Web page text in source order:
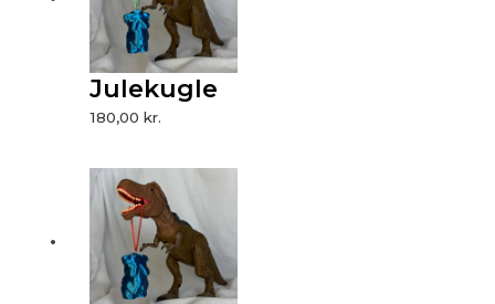
Julekugle
180,00kr.